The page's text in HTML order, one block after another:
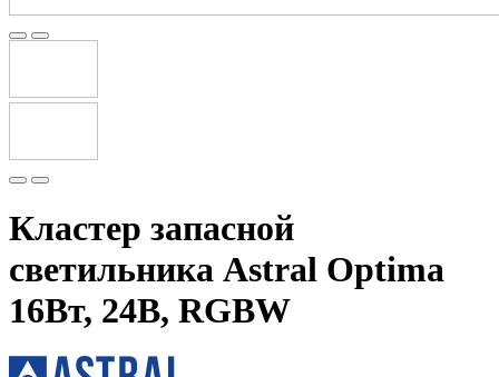
Кластер запасной
светильника Astral Optima
16Вт, 24В, RGBW